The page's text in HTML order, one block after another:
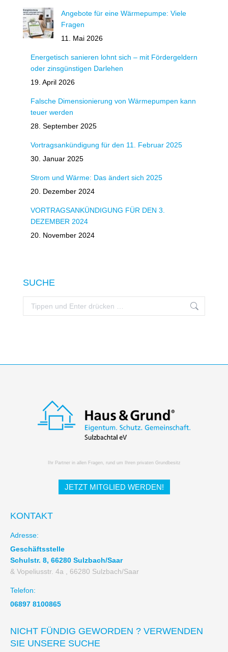
Angebote für eine Wärmepumpe: Viele
Fragen
11. Mai 2026
Energetisch sanieren lohnt sich – mit Fördergeldern
oder zinsgünstigen Darlehen
19. April 2026
Falsche Dimensionierung von Wärmepumpen kann
teuer werden
28. September 2025
Vortragsankündigung für den 11. Februar 2025
30. Januar 2025
Strom und Wärme: Das ändert sich 2025
20. Dezember 2024
VORTRAGSANKÜNDIGUNG FÜR DEN 3.
DEZEMBER 2024
20. November 2024
SUCHE
Search:
Ihr Partner in allen Fragen, rund um Ihren privaten Grundbesitz
JETZT MITGLIED WERDEN!
KONTAKT
Adresse:
Geschäftsstelle
Schulstr. 8, 66280 Sulzbach/Saar
& Vopeliusstr. 4a , 66280 Sulzbach/Saar
Telefon:
06897 8100865
NICHT FÜNDIG GEWORDEN ? VERWENDEN
SIE UNSERE SUCHE